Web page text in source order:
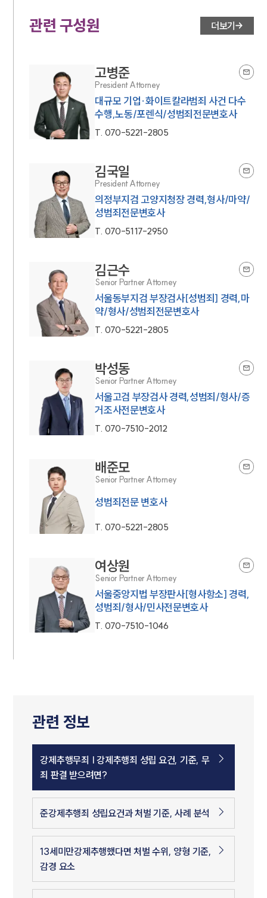
관련 구성원 더보기
고병준
President Attorney
대규모 기업·화이트칼라범죄 사건 다수
수행,노동/포렌식/성범죄전문변호사
T. 070-5221-2805
김국일
President Attorney
의정부지검 고양지청장 경력,형사/마약/
성범죄전문변호사
T. 070-5117-2950
김근수
Senior Partner Attorney
서울동부지검 부장검사[성범죄] 경력,마
약/형사/성범죄전문변호사
T. 070-5221-2805
박성동
Senior Partner Attorney
서울고검 부장검사 경력,성범죄/형사/증
거조사전문변호사
T. 070-7510-2012
배준모
Senior Partner Attorney
성범죄전문 변호사
T. 070-5221-2805
여상원
Senior Partner Attorney
서울중앙지법 부장판사[형사항소] 경력,
성범죄/형사/민사전문변호사
T. 070-7510-1046
관련 정보
강제추행무죄 | 강제추행죄 성립 요건, 기준, 무
죄 판결 받으려면?
준강제추행죄 성립요건과 처벌 기준, 사례 분석
13세미만강제추행했다면 처벌 수위, 양형 기준,
감경 요소